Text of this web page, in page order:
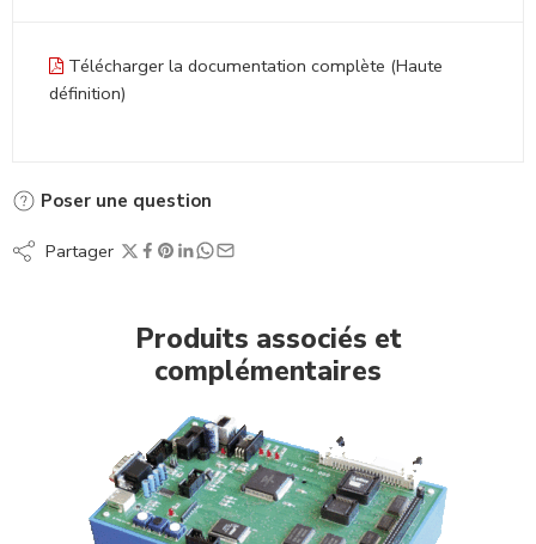
Télécharger la documentation complète (Haute
définition)
Poser une question
Partager
Produits associés et
complémentaires